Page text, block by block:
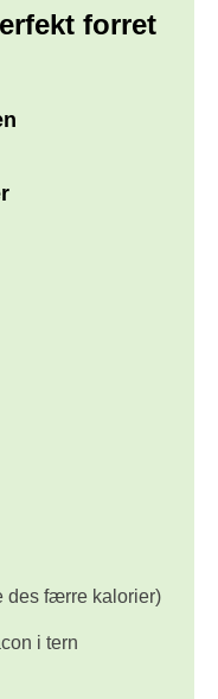
forret
des færre kalorier)
i tern